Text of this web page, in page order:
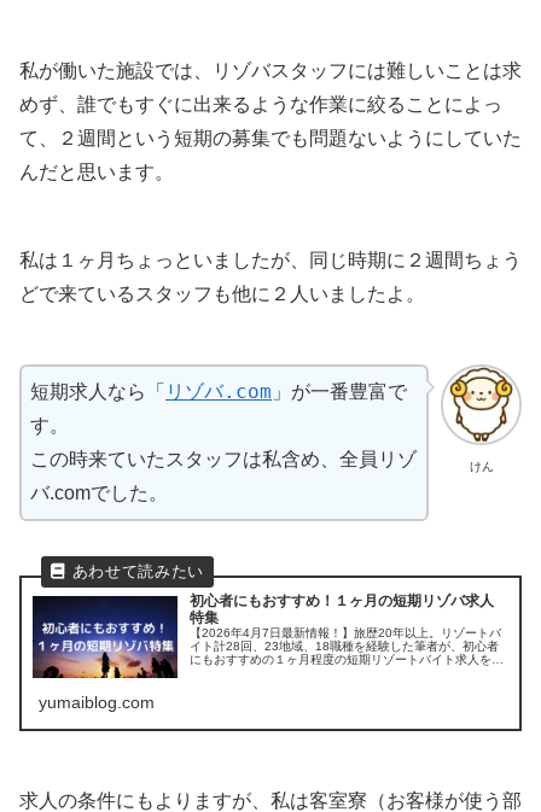
私が働いた施設では、リゾバスタッフには難しいことは求
めず、誰でもすぐに出来るような作業に絞ることによっ
て、２週間という短期の募集でも問題ないようにしていた
んだと思います。
私は１ヶ月ちょっといましたが、同じ時期に２週間ちょう
どで来ているスタッフも他に２人いましたよ。
けん
短期求人なら「 リゾバ.com 」 が一番豊富で
す。
この時来ていたスタッフは私含め、全員リゾ
バ.comでした。
初心者にもおすすめ！１ヶ月の短期リゾバ求人
特集
【2026年4月7日最新情報！】旅歴20年以上。リゾートバ
イト計28回、23地域、18職種を経験した筆者が、初心者
にもおすすめの１ヶ月程度の短期リゾートバイト求人を紹
yumaiblog.com
求人の条件にもよりますが、私は客室寮（お客様が使う部